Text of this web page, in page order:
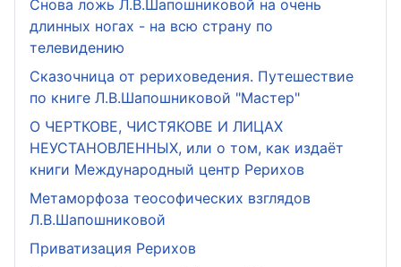
Снова ложь Л.В.Шапошниковой на очень
длинных ногах - на всю страну по
телевидению
Сказочница от рериховедения. Путешествие
по книге Л.В.Шапошниковой "Мастер"
О ЧЕРТКОВЕ, ЧИСТЯКОВЕ И ЛИЦАХ
НЕУСТАНОВЛЕННЫХ, или о том, как издаёт
книги Международный центр Рерихов
Метаморфоза теософических взглядов
Л.В.Шапошниковой
Приватизация Рерихов